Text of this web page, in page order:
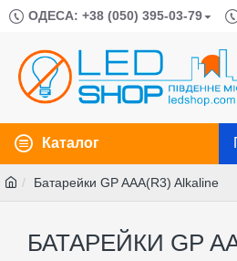
ОДЕСА: +38 (050) 395-03-79
Каталог
Батарейки GP AAA(R3) Alkaline
БАТАРЕЙКИ GP